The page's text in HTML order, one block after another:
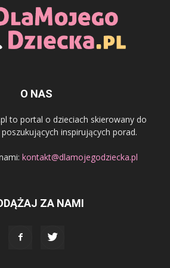
O NAS
to portal o dzieciach skierowany do
inspirujących porad.
kontakt@dlamojegodziecka.pl
ZA NAMI